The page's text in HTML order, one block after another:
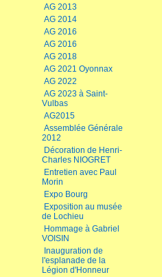
AG 2013
AG 2014
AG 2016
AG 2016
AG 2018
AG 2021 Oyonnax
AG 2022
AG 2023 à Saint-
Vulbas
AG2015
Assemblée Générale
2012
Décoration de Henri-
Charles NIOGRET
Entretien avec Paul
Morin
Expo Bourg
Exposition au musée
de Lochieu
Hommage à Gabriel
VOISIN
Inauguration de
l'esplanade de la
Légion d'Honneur